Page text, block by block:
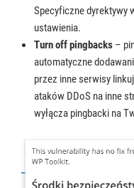
Specyficzne dyrektywy
ustawienia.
Turn off pingbacks –
automatyczne
przez inne serwisy
ataków DDoS na inne
wyłącza pingbacki na